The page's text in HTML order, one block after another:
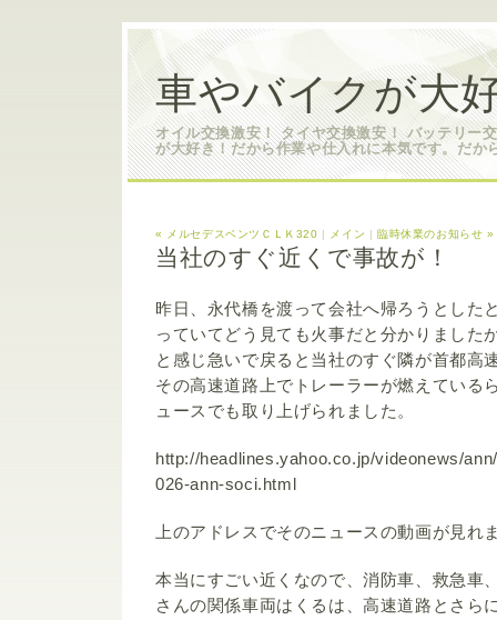
車やバイクが大
オイル交換激安！ タイヤ交換激安！ バッテリー
が大好き！だから作業や仕入れに本気です。だか
« メルセデスベンツＣＬＫ320 | メイン |臨時休業のお知らせ »
当社のすぐ近くで事故が！
昨日、永代橋を渡って会社へ帰ろうとした
っていてどう見ても火事だと分かりました
と感じ急いで戻ると当社のすぐ隣が首都高
その高速道路上でトレーラーが燃えている
ュースでも取り上げられました。
http://headlines.yahoo.co.jp/videonews/
026-ann-soci.html
上のアドレスでそのニュースの動画が見れ
本当にすごい近くなので、消防車、救急車
さんの関係車両はくるは、高速道路とさら